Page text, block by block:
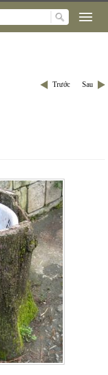
Trước Sau